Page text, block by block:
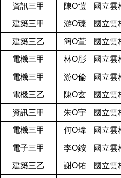
資訊三甲 陳O愷 國立雲
建築三甲 游O臻 國立雲
建築三乙 簡O萱 國立雲
電機三甲 林O彤 國立雲
電機三甲 游O倫 國立雲
電機三乙 陳O玄 國立雲
資訊三甲 朱O宇 國立雲
電機三甲 何O瑋 國立雲
電子三甲 李O銨 國立雲
建築三乙 謝O佑 國立雲